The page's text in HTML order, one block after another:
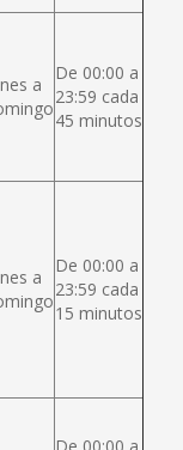
a
De 00:00 a
23:59 cada
45 minutos
a
De 00:00 a
23:59 cada
15 minutos